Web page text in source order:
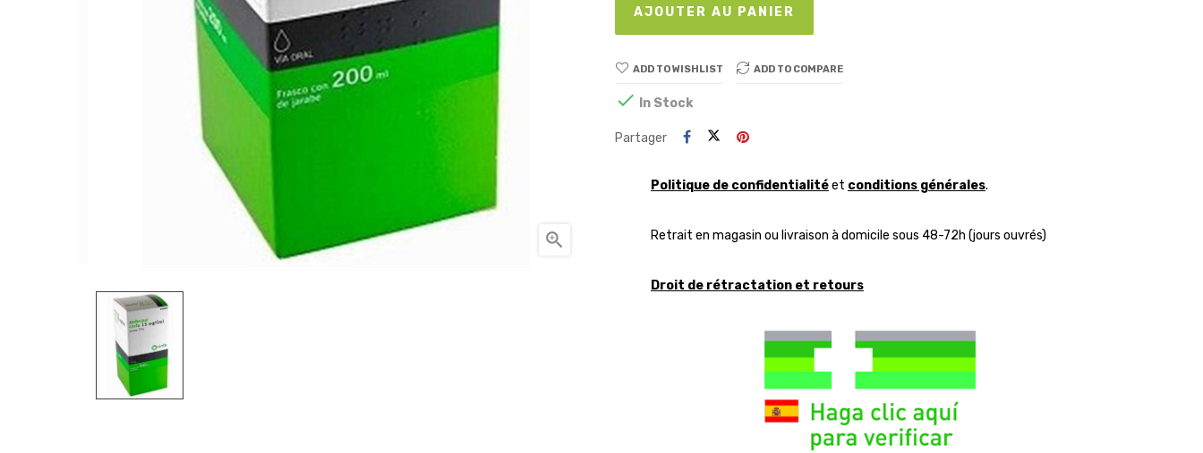

AJOUTER AU PANIER
ADD TO WISHLIST ADD TO COMPARE
 In Stock
Partager
Politique de confidentialitéet conditions générales.
Retrait en magasin ou livraison à domicile sous 48-72h (jours ouvrés)
Droit de rétractation et retours